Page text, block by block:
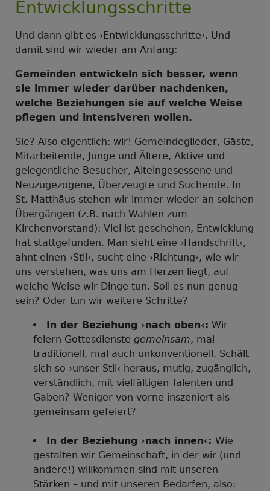
Entwicklungsschritte
Und dann gibt es ›Entwicklungsschritte‹. Und
damit sind wir wieder am Anfang:
Gemeinden entwickeln sich besser, wenn
sie immer wieder darüber nachdenken,
welche Beziehungen sie auf welche Weise
pflegen und intensiveren wollen.
Sie? Also eigentlich: wir! Gemeindeglieder, Gäste,
Mitarbeitende, Junge und Ältere, Aktive und
gelegentliche Besucher, Alteingesessene und
Neuzugezogene, Überzeugte und Suchende. In
St. Matthäus stehen wir immer wieder an solchen
Übergängen (z.B. nach Wahlen zum
Kirchenvorstand): Viel ist geschehen, Entwicklung
hat stattgefunden. Man sieht eine ›Handschrift‹,
ahnt einen ›Stil‹, sucht eine ›Richtung‹, wie wir
uns verstehen, was uns am Herzen liegt, auf
welche Weise wir Dinge tun. Soll es nun genug
sein? Oder tun wir weitere Schritte?
In der Beziehung ›nach oben‹: Wir
feiern Gottesdienste gemeinsam, mal
traditionell, mal auch unkonventionell. Schält
sich so ›unser Stil‹ heraus, mutig, zugänglich,
verständlich, mit vielfältigen Talenten und
Gaben? Weniger von vorne inszeniert als
gemeinsam gefeiert?
In der Beziehung ›nach innen‹: Wie
gestalten wir Gemeinschaft, in der wir (und
andere!) willkommen sind mit unseren
Stärken – und mit unseren Bedarfen, also: